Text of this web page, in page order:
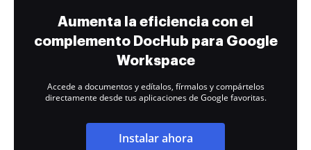
Aumenta la eficiencia con el
complemento DocHub para Google
Workspace
Accede a documentos y edítalos, fírmalos y compártelos
directamente desde tus aplicaciones de Google favoritas.
Instalar ahora